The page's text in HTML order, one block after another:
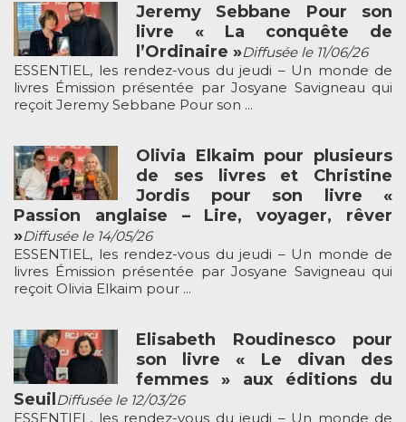
Jeremy Sebbane Pour son
livre « La conquête de
l’Ordinaire »Diffusée le 11/06/26
ESSENTIEL, les rendez-vous du jeudi – Un monde de
livres Émission présentée par Josyane Savigneau qui
reçoit Jeremy Sebbane Pour son ...
Olivia Elkaim pour plusieurs
de ses livres et Christine
Jordis pour son livre «
Passion anglaise – Lire, voyager, rêver
»Diffusée le 14/05/26
ESSENTIEL, les rendez-vous du jeudi – Un monde de
livres Émission présentée par Josyane Savigneau qui
reçoit Olivia Elkaim pour ...
Elisabeth Roudinesco pour
son livre « Le divan des
femmes » aux éditions du
Seuil Diffusée le 12/03/26
ESSENTIEL, les rendez-vous du jeudi – Un monde de